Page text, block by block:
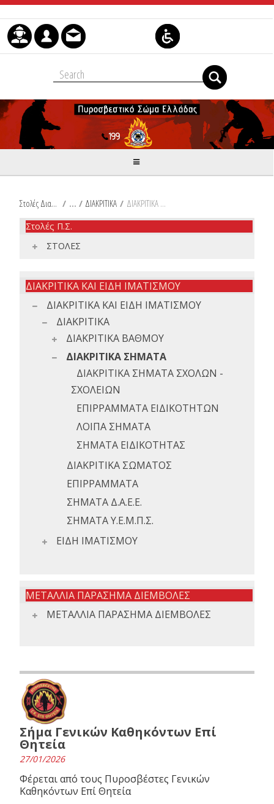
Skip to Content
Στολές Διακριτικά Είδη Ιματισμού Π.Σ. / ΔΙΑΚΡΙΤΙΚΑ / ΔΙΑΚΡΙΤΙΚΑ ΣΗΜΑΤΑ
Στολές Π.Σ.
ΣΤΟΛΕΣ
ΔΙΑΚΡΙΤΙΚΑ ΚΑΙ ΕΙΔΗ ΙΜΑΤΙΣΜΟΥ
ΔΙΑΚΡΙΤΙΚΑ ΚΑΙ ΕΙΔΗ ΙΜΑΤΙΣΜΟΥ
ΔΙΑΚΡΙΤΙΚΑ
ΔΙΑΚΡΙΤΙΚΑ ΒΑΘΜΟΥ
ΔΙΑΚΡΙΤΙΚΑ ΣΗΜΑΤΑ
ΔΙΑΚΡΙΤΙΚΑ ΣΗΜΑΤΑ ΣΧΟΛΩΝ -
ΣΧΟΛΕΙΩΝ
ΕΠΙΡΡΑΜΜΑΤΑ ΕΙΔΙΚΟΤΗΤΩΝ
ΛΟΙΠΑ ΣΗΜΑΤΑ
ΣΗΜΑΤΑ ΕΙΔΙΚΟΤΗΤΑΣ
ΔΙΑΚΡΙΤΙΚΑ ΣΩΜΑΤΟΣ
ΕΠΙΡΡΑΜΜΑΤΑ
ΣΗΜΑΤΑ Δ.Α.Ε.Ε.
ΣΗΜΑΤΑ Υ.Ε.Μ.Π.Σ.
ΕΙΔΗ ΙΜΑΤΙΣΜΟΥ
ΜΕΤΑΛΛΙΑ ΠΑΡΑΣΗΜΑ ΔΙΕΜΒΟΛΕΣ
ΜΕΤΑΛΛΙΑ ΠΑΡΑΣΗΜΑ ΔΙΕΜΒΟΛΕΣ
Σήμα Γενικών Καθηκόντων Επί
Θητεία
27/01/2026
Φέρεται από τους Πυροσβέστες Γενικών
Καθηκόντων Επί Θητεία